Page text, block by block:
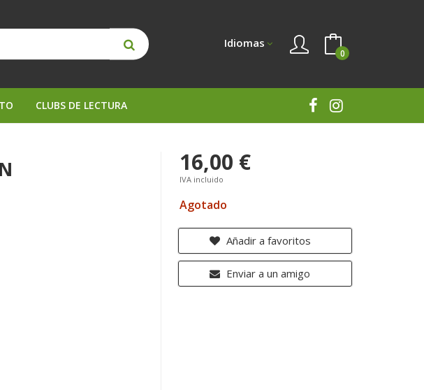
Idiomas
0
CLUBS DE LECTURA
16,00 €
IVA incluido
Agotado
Añadir a favoritos
Enviar a un amigo